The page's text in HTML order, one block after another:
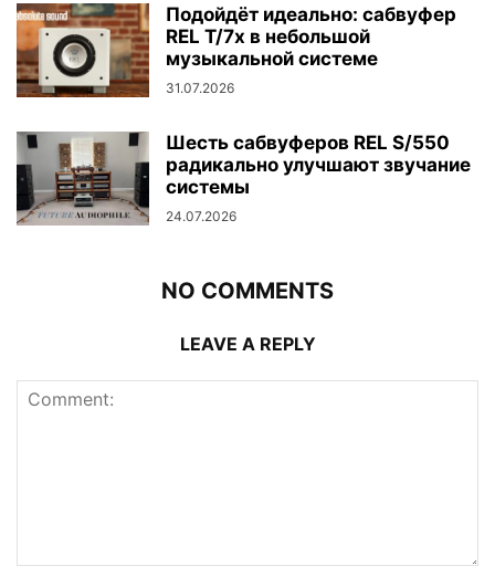
Подойдёт идеально: сабвуфер
REL T/7x в небольшой
музыкальной системе
31.07.2026
Шесть сабвуферов REL S/550
радикально улучшают звучание
системы
24.07.2026
NO COMMENTS
LEAVE A REPLY